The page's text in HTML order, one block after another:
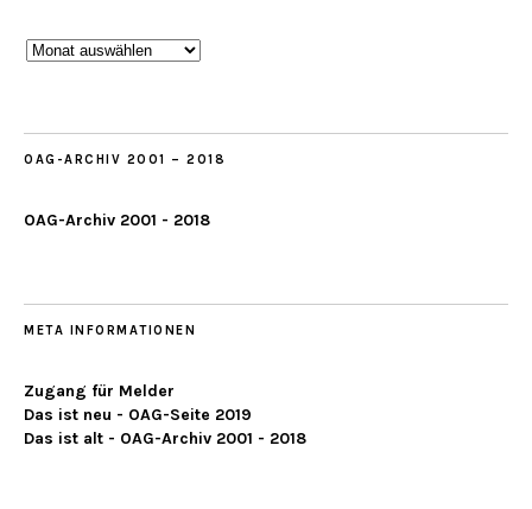
Beobachtungen
OAG-ARCHIV 2001 – 2018
OAG-Archiv 2001 - 2018
META INFORMATIONEN
Zugang für Melder
Das ist neu - OAG-Seite 2019
Das ist alt - OAG-Archiv 2001 - 2018